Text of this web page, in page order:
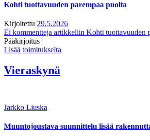
Kohti tuottavuuden parempaa puolta
Kirjoitettu 29.5.2026
Ei kommentteja artikkeliin Kohti tuottavuuden
Pääkirjoitus
Lisää toimitukselta
Vieraskynä
Jarkko Liuska
Muuntojoustava suunnittelu lisää